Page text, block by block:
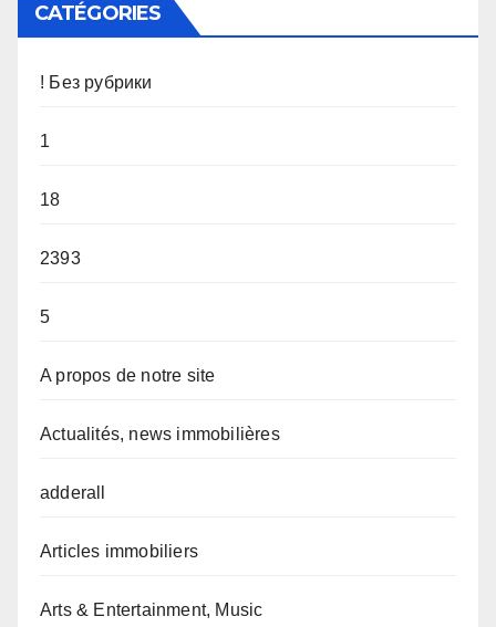
CATÉGORIES
! Без рубрики
1
18
2393
5
A propos de notre site
Actualités, news immobilières
adderall
Articles immobiliers
Arts & Entertainment, Music